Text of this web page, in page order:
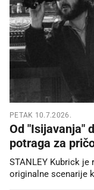
PETAK 10.7.2026.
Od "Isijavanja"
potraga za
STANLEY Kubrick
originalne scenarije